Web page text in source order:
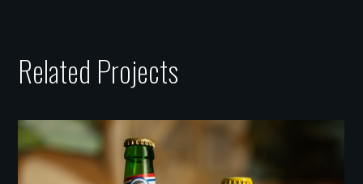
Related Projects